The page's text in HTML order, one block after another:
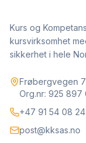
Kurs og
kursvirksomhet
sikkerhet i hele
Frøbergvegen
Org.nr: 925 897
+47 91 54 08 24
post@kksas.no